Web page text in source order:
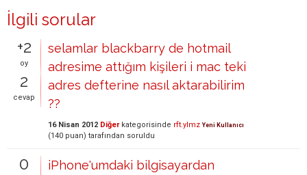
İlgili sorular
+2
oy
2
cevap
selamlar blackbarry de hotmail
adresime attığım kişileri i mac teki
adres defterine nasıl aktarabilirim
??
16 Nisan 2012 Diğerkategorisinde rft.ylmz Yeni Kullanıcı
(140 puan) tarafından soruldu
0
iPhone'umdaki bilgisayardan